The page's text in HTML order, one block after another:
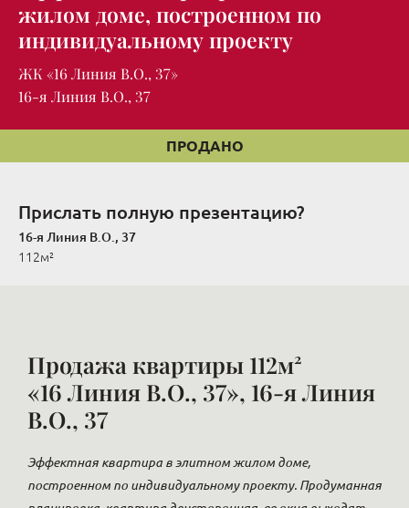
жилом доме, построенном по
индивидуальному проекту
ЖК «16 Линия В.О., 37»
16-я Линия В.О., 37
ПРОДАНО
Прислать полную презентацию?
16-я Линия В.О., 37
112м²
Продажа квартиры 112м²
«16 Линия В.О., 37», 16-я Линия
В.О., 37
Эффектная квартира в элитном жилом доме,
построенном по индивидуальному проекту. Продуманная